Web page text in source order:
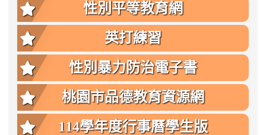
性別平等教育網
英打練習
性別暴力防治電子書
桃園市品德教育資源網
114學年度行事曆學生版